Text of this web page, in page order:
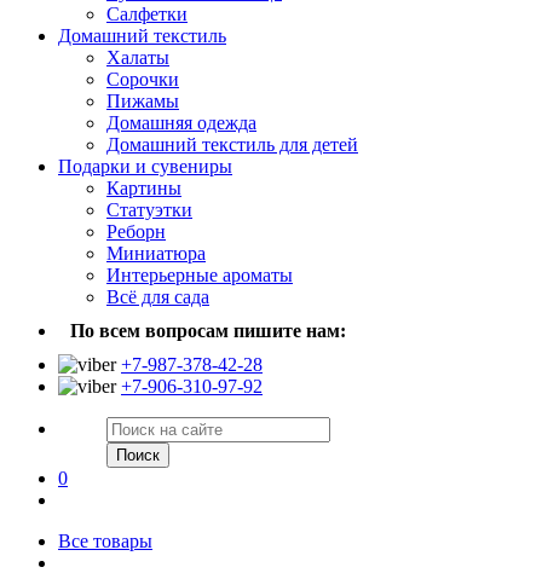
Салфетки
Домашний текстиль
Халаты
Сорочки
Пижамы
Домашняя одежда
Домашний текстиль для детей
Подарки и сувениры
Картины
Статуэтки
Реборн
Миниатюра
Интерьерные ароматы
Всё для сада
По всем вопросам пишите нам:
+7-987-378-42-28
+7-906-310-97-92
Поиск
0
Все товары